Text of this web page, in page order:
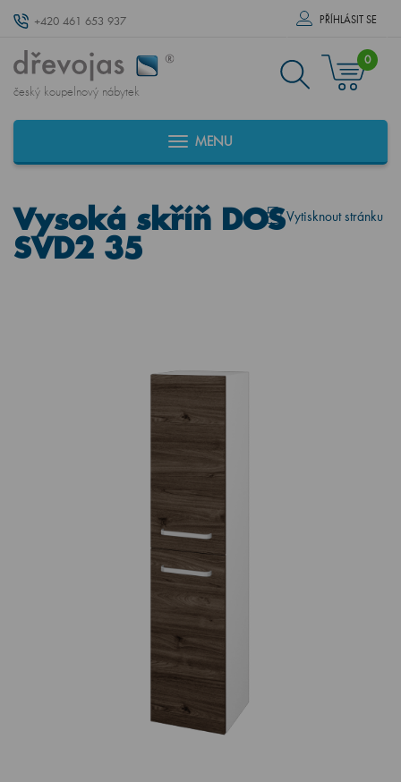
+420 461 653 937 PŘÍHLÁSIT SE
český koupelnový nábytek
0
MENU
Vytisknout stránku
Vysoká skříň DOS
SVD2 35